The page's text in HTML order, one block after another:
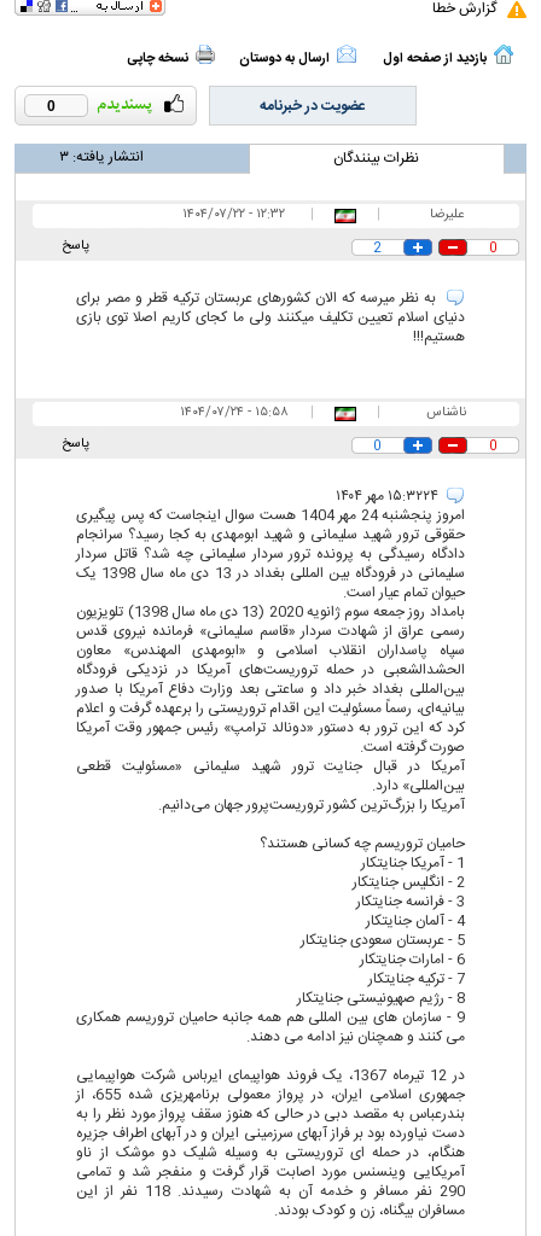
گزارش خطا
بازدید از صفحه اول ارسال به دوستان نسخه چاپی
0 عضویت در خبرنامه
نظرات بینندگان انتشار یافته:۳
علیرضا |
|
۱۲:۳۲ - ۱۴۰۴/۰۷/۲۲
پاسخ
0
2
به نظر میرسه که الان کشورهای عربستان ترکیه قطر و مصر برای
دنیای اسلام تعیین تکلیف میکنند ولی ما کجای کاریم اصلا توی بازی
هستیم!!!
ناشناس |
|
۱۵:۵۸ - ۱۴۰۴/۰۷/۲۴
پاسخ
0
0
۱۵:۳۲۲۴ مهر ۱۴۰۴
امروز پنجشنبه 24 مهر 1404 هست سوال اینجاست که پس پیگیری
حقوقی ترور شهید سلیمانی و شهید ابومهدی به کجا رسید؟ سرانجام
دادگاه رسیدگی به پرونده ترور سردار سلیمانی چه شد؟ قاتل سردار
سلیمانی در فرودگاه بین المللی بغداد در 13 دی ماه سال 1398 یک
حیوان تمام عیار است.
بامداد روز جمعه سوم ژانویه 2020 (13 دی ماه سال 1398) تلویزیون
رسمی عراق از شهادت سردار «قاسم سلیمانی» فرمانده نیروی قدس
سپاه پاسداران انقلاب اسلامی و «ابومهدی المهندس» معاون
الحشدالشعبی در حمله تروریست‌های آمریکا در نزدیکی فرودگاه
بین‌المللی بغداد خبر داد و ساعتی بعد وزارت دفاع آمریکا با صدور
بیانیه‌ای، رسماً مسئولیت این اقدام تروریستی را برعهده گرفت و اعلام
کرد که این ترور به دستور «دونالد ترامپ» رئیس جمهور وقت آمریکا
صورت گرفته است.
آمریکا در قبال جنایت ترور شهید سلیمانی «مسئولیت قطعی
بین‌المللی» دارد.
آمریکا را بزرگ‌ترین کشور تروریست‌پرور جهان می‌دانیم.
حامیان تروریسم چه کسانی هستند؟
1 - آمریکا جنایتکار
2 - انگلیس جنایتکار
3 - فرانسه جنایتکار
4 - آلمان جنایتکار
5 - عربستان سعودی جنایتکار
6 - امارات جنایتکار
7 - ترکیه جنایتکار
8 - رژیم صهیونیستی جنایتکار
9 - سازمان های بین المللی هم همه جانبه حامیان تروریسم همکاری
می کنند و همچنان نیز ادامه می دهند.
در 12 تیرماه 1367، یک فروند هواپیمای ایرباس شرکت هواپیمایی
جمهوری اسلامی ایران، در پرواز معمولی برنامه‏ریزی شده 655، از
بندرعباس به مقصد دبی در حالی که هنوز سقف پرواز مورد نظر را به
دست نیاورده بود بر فراز آب‏های سرزمینی ایران و در آب‏های اطراف جزیره
هنگام، در حمله ای تروریستی به وسیله شلیک دو موشک از ناو
آمریکایی وینسنس مورد اصابت قرار گرفت و منفجر شد و تمامی
290 نفر مسافر و خدمه آن به شهادت رسیدند. 118 نفر از این
مسافران بی‏گناه، زن و کودک بودند.